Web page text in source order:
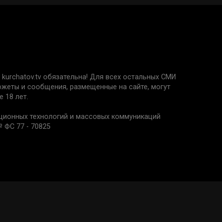
обязательна! Для всех остальных СМИ
и сообщения, размещенные на сайте, могут
18 лет.
технологий и массовых коммуникаций
ФС 77 - 70825